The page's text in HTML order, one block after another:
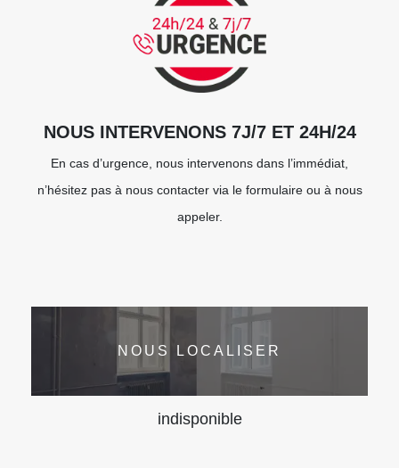
NOUS INTERVENONS 7J/7 ET 24H/24
En cas d’urgence, nous intervenons dans l’immédiat,
n’hésitez pas à nous contacter via le formulaire ou à nous
appeler.
NOUS LOCALISER
indisponible